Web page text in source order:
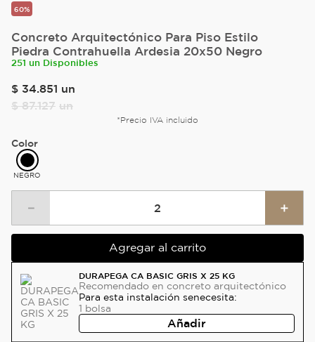
60%
Concreto Arquitectónico Para Piso Estilo
Piedra Contrahuella Ardesia 20x50 Negro
251 un Disponibles
$ 34.851 un
$ 87.127 un
*Precio IVA incluido
Color
NEGRO
＋
－
Agregar al carrito
DURAPEGA CA BASIC GRIS X 25 KG
Recomendado en concreto arquitectónico
Para esta instalación senecesita:
1 bolsa
Añadir